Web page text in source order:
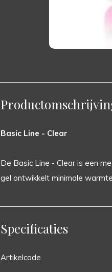
Basic Line - Clear
De Basic Line - Clear is een
gel ontwikkelt minimale
Specificaties
Artikelcode